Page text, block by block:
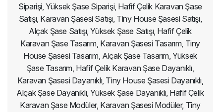
Siparişi, Yüksek Şase Siparişi, Hafif Çelik Karavan Şase
Satışı, Karavan Şasesi Satışı, Tiny House Şasesi Satışı,
Alçak Şase Satışı, Yüksek Şase Satışı, Hafif Çelik
Karavan Şase Tasarım, Karavan Şasesi Tasarım, Tiny
House Şasesi Tasarım, Alçak Şase Tasarım, Yüksek
Şase Tasarım, Hafif Çelik Karavan Şase Dayanıklı,
Karavan Şasesi Dayanıklı, Tiny House Şasesi Dayanıklı,
Alçak Şase Dayanıklı, Yüksek Şase Dayanıklı, Hafif Çelik
Karavan Şase Modüler, Karavan Şasesi Modüler, Tiny